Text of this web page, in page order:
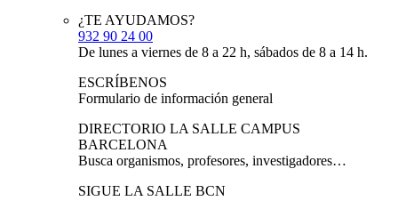
¿TE AYUDAMOS?
932 90 24 00
De lunes a viernes de 8 a 22 h, sábados de 8 a 14 h.
ESCRÍBENOS
Formulario de información general
DIRECTORIO LA SALLE CAMPUS
BARCELONA
Busca organismos, profesores, investigadores…
SIGUE LA SALLE BCN